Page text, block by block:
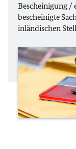
Bescheinigung /
bescheinigte
inländischen